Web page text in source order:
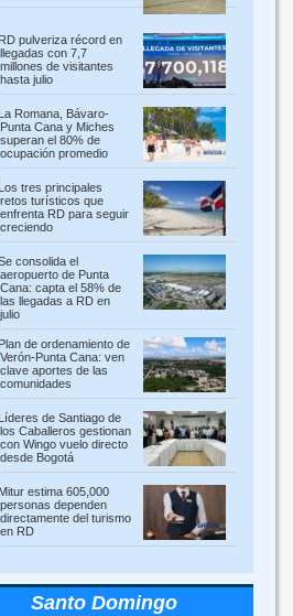
RD pulveriza récord en
llegadas con 7,7
millones de visitantes
hasta julio
La Romana, Bávaro-
Punta Cana y Miches
superan el 80% de
ocupación promedio
Los tres principales
retos turísticos que
enfrenta RD para seguir
creciendo
consolida el
aeropuerto de Punta
Cana: capta el 58% de
las llegadas a RD en
julio
Plan de ordenamiento de
Verón-Punta Cana: ven
clave aportes de las
comunidades
Líderes de Santiago de
los Caballeros gestionan
con Wingo vuelo directo
desde Bogotá
Mitur estima 605,000
personas dependen
directamente del turismo
en RD
Santo Domingo